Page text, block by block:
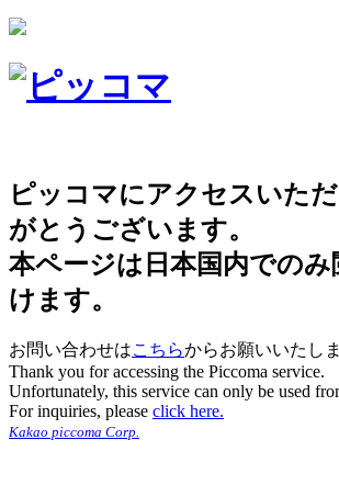
ピッコマにアクセスいた
がとうございます。
本ページは日本国内での
けます。
お問い合わせはこちらからお願いいたしま
Thank you for accessing the Piccoma service.
Unfortunately, this service can only be used
For inquiries, please click here.
Kakao piccoma Corp.